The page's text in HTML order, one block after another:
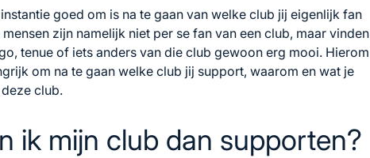
goed om is na te gaan van welke club jij eigenlijk fan
zijn namelijk niet per se fan van een club, maar vinden
tenue of iets anders van die club gewoon erg mooi. Hierom
om na te gaan welke club jij support, waarom en wat je
club.
ik mijn club dan supporten?